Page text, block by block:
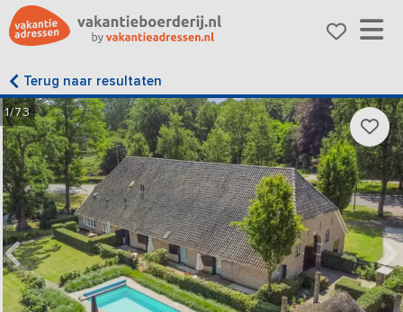
Terug naar resultaten
1/73